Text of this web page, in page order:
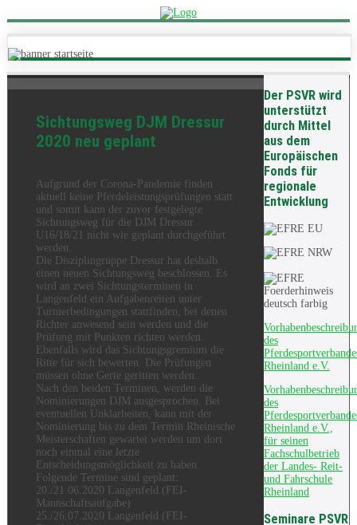
Der PSVR wird
unterstützt
durch Mittel
aus dem
Europäischen
Fonds für
regionale
Entwicklung
des
Rheinland e.V.
des
Rheinland e.V.,
für seinen
Fachschulbetrieb
der Landes- Reit-
und Fahrschule
Rheinland
Seminare PSVR
Sichtungsweg DJM Dressur
2020 neu geplant
Aufgrund der Corona-Pandemie finden
aktuell keine Pferdeleistungsprüfungen statt
und somit kann der zuvor festgelegte
Sichtungsweg für die DJM Dressur
U16/18/21 nicht wie geplant durchgeführt
werden.
Die Disziplingruppe Dressur hat deshalb
einen neuen Sichtungsweg beschlossen. Es
wird an zwei Sichtungsterminen in
Langenfeld ein Aufgabenreiten unter
Turnierbedingungen stattfinden, bei denen
Richter anwesend sein werden und die
Prüfung mit Punkten richten werden.
Ebenfalls wird das Sichtungsgremium die
Ritte für sich bewerten. Die Prüfungen
müssen ohne Gerte geritten werden.
Nach den beiden Terminen, werden die
Nominierungen DJM ausgesprochen. Bei
eventuellen Unklarheiten, kann mit der
Nominierung bis zu dem Termin Rheinische
Meisterschaften gewartet werden um dort
noch einmal eine letzte
Entscheidungsmöglichkeit zu haben.
Folgende Termine sind geplant:
20./21.06.2020 Langenfeld (FEI-
Mannschaftsaufgabe)
25./26.07.2020 Langenfeld (FEI-